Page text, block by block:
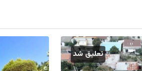
تعلیق شد